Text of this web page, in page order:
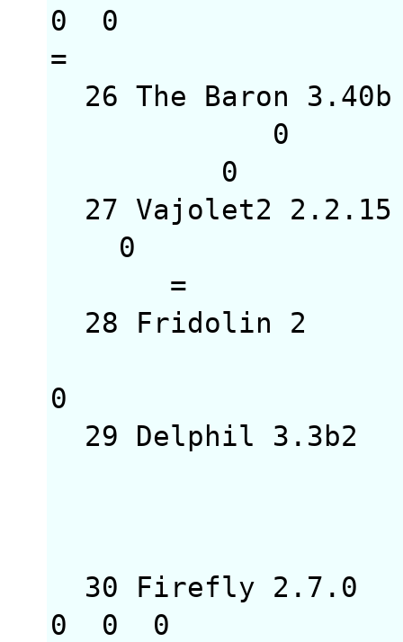
0
=
26 The Baron
0
0
27 Vajolet2
0
=
28 Fridolin 2
0
29 Delphil
30 Firefly
0